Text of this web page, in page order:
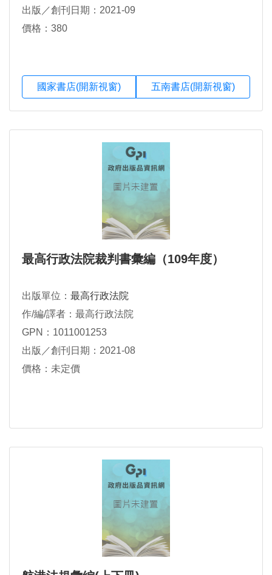
出版／創刊日期：2021-09
價格：380
國家書店(開新視窗) 五南書店(開新視窗)
最高行政法院裁判書彙編（109年度）
出版單位： 最高行政法院
作/編/譯者：最高行政法院
GPN：1011001253
出版／創刊日期：2021-08
價格：未定價